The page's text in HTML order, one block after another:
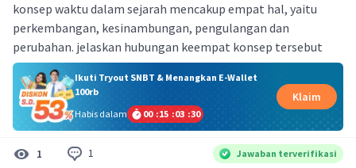
konsep waktu dalam sejarah mencakup empat hal, yaitu
perkembangan, kesinambungan, pengulangan dan
perubahan. jelaskan hubungan keempat konsep tersebut
Ikuti Tryout SNBT & Menangkan E-Wallet
100rb
Habis dalam
00 :15 :03 :29
Klaim
1 1 Jawaban terverifikasi